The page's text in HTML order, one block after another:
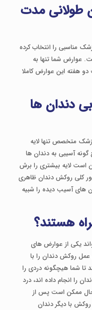
طولانی مدت
مناسبی را انتخاب کرده
عوارض شما تنها به
هفته این عوارض کاملا
دندان ها
متخصص تنها لایه
آسیبی به دندان ها
است لایه بیشتری را برش
کلی روکش دندان ظاهری
های آسیب دیده را شبیه
هستند؟
یکی از عوارض های
روکش دندان را با
شما هیچگونه دردی را
را انجام داده اند، درد
حال ممکن است پس از
با دیگر دندان